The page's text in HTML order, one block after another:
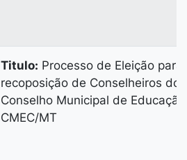
Titulo: Processo de Eleição para
recoposição de Conselheiros do
Conselho Municipal de
CMEC/MT